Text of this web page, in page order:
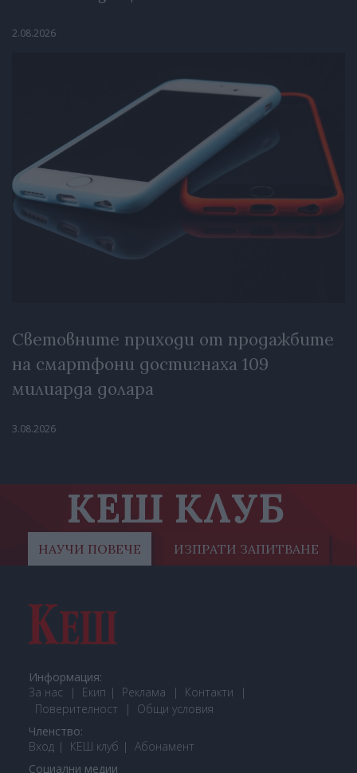
2.08.2026
Световните приходи от продажбите
на смартфони достигнаха 109
милиарда долара
3.08.2026
КЕШ КЛУБ
НАУЧИ ПОВЕЧЕ ИЗПРАТИ ЗАПИТВАНЕ
Информация:
За нас
Екип Реклама
Контакти
Поверителност
Общи условия
Членство:
Вход
КЕШ клуб Абонамент
Социални медии